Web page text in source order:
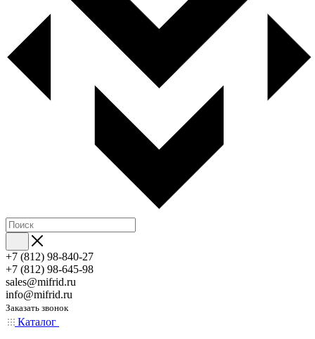
+7 (812) 98-840-27
+7 (812) 98-645-98
sales@mifrid.ru
info@mifrid.ru
Заказать звонок
Каталог